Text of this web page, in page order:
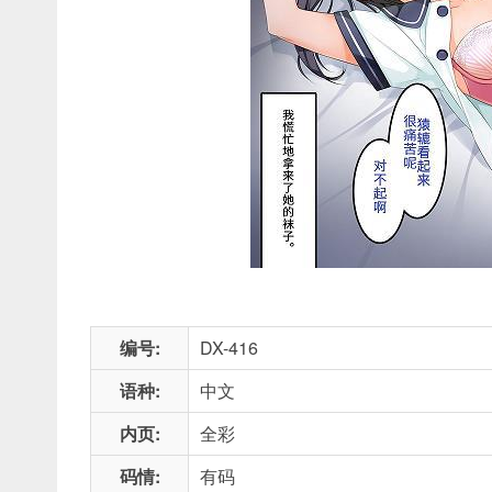
编号:
DX-416
语种:
中文
内页:
全彩
码情:
有码